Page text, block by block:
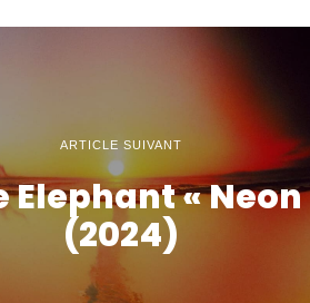
ARTICLE SUIVANT
Elephant «
(2024)